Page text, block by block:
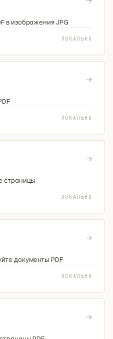
в изображения JPG
ЛОКАЛЬНО
→
ЛОКАЛЬНО
→
страницы
ЛОКАЛЬНО
→
документы PDF
ЛОКАЛЬНО
→